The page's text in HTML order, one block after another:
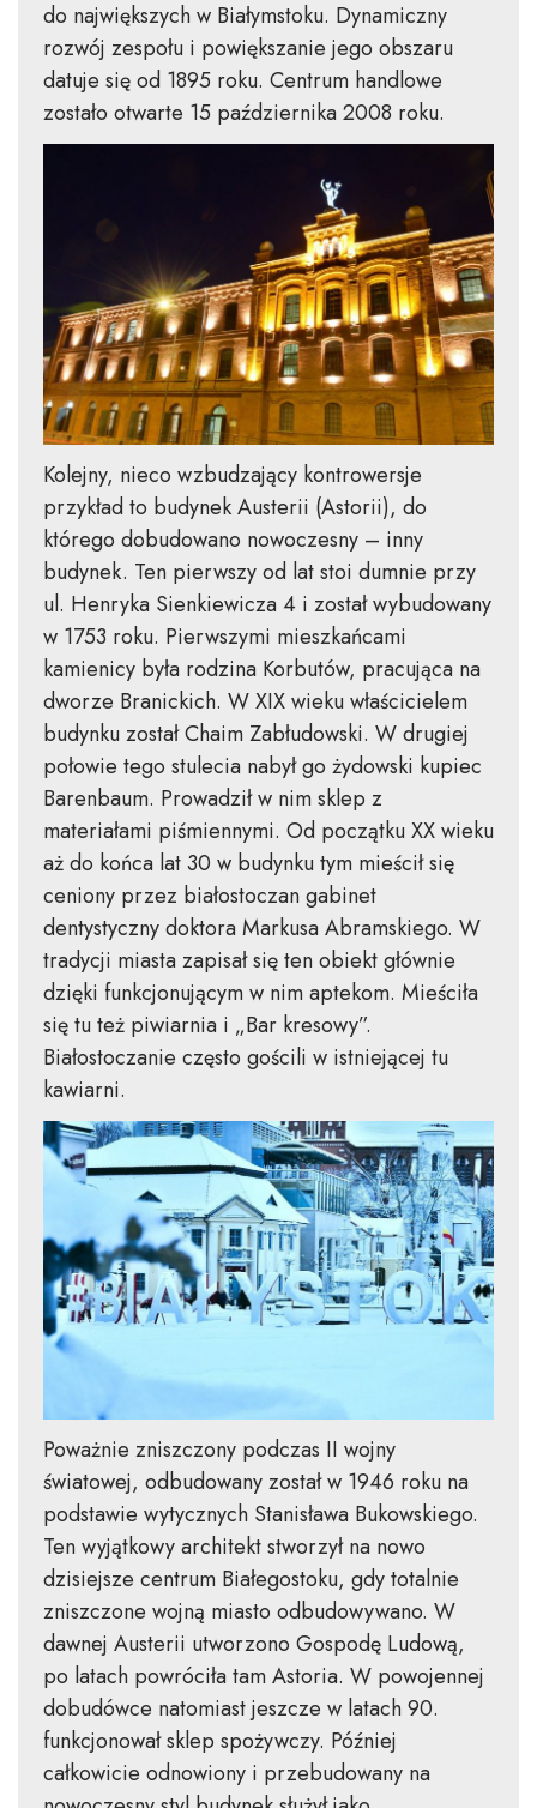
do największych w Białymstoku. Dynamiczny
rozwój zespołu i powiększanie jego obszaru
datuje się od 1895 roku. Centrum handlowe
zostało otwarte 15 października 2008 roku.
Kolejny, nieco wzbudzający kontrowersje
przykład to budynek Austerii (Astorii), do
którego dobudowano nowoczesny – inny
budynek. Ten pierwszy od lat stoi dumnie przy
ul. Henryka Sienkiewicza 4 i został wybudowany
w 1753 roku. Pierwszymi mieszkańcami
kamienicy była rodzina Korbutów, pracująca na
dworze Branickich. W XIX wieku właścicielem
budynku został Chaim Zabłudowski. W drugiej
połowie tego stulecia nabył go żydowski kupiec
Barenbaum. Prowadził w nim sklep z
materiałami piśmiennymi. Od początku XX wieku
aż do końca lat 30 w budynku tym mieścił się
ceniony przez białostoczan gabinet
dentystyczny doktora Markusa Abramskiego. W
tradycji miasta zapisał się ten obiekt głównie
dzięki funkcjonującym w nim aptekom. Mieściła
się tu też piwiarnia i „Bar kresowy”.
Białostoczanie często gościli w istniejącej tu
kawiarni.
Poważnie zniszczony podczas II wojny
światowej, odbudowany został w 1946 roku na
podstawie wytycznych Stanisława Bukowskiego.
Ten wyjątkowy architekt stworzył na nowo
dzisiejsze centrum Białegostoku, gdy totalnie
zniszczone wojną miasto odbudowywano. W
dawnej Austerii utworzono Gospodę Ludową,
po latach powróciła tam Astoria. W powojennej
dobudówce natomiast jeszcze w latach 90.
funkcjonował sklep spożywczy. Później
całkowicie odnowiony i przebudowany na